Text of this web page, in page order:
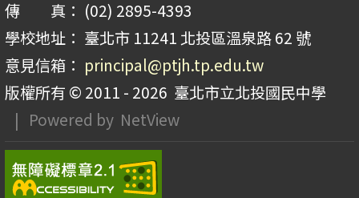
傳 真： (02) 2895-4393
學校地址： 臺北市 11241 北投區溫泉路 62 號
意見信箱： principal@ptjh.tp.edu.tw
版權所有 © 2011 - 2026 臺北市立北投國民中學
| Powered by NetView